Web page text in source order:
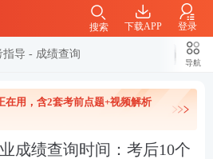
下载APP 登录
搜索
指导 - 成绩查询
导航
在用，含2套考前点题+视频解析
成绩查询时间：考后10个